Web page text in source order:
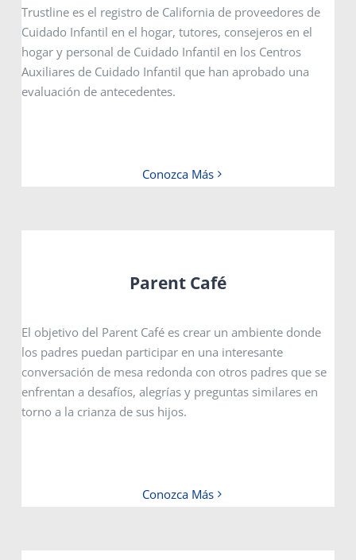
Trustline es el registro de California de proveedores de
Cuidado Infantil en el hogar, tutores, consejeros en el
hogar y personal de Cuidado Infantil en los Centros
Auxiliares de Cuidado Infantil que han aprobado una
evaluación de antecedentes.
Conozca Más
Parent Café
El objetivo del Parent Café es crear un ambiente donde
los padres puedan participar en una interesante
conversación de mesa redonda con otros padres que se
enfrentan a desafíos, alegrías y preguntas similares en
torno a la crianza de sus hijos.
Conozca Más